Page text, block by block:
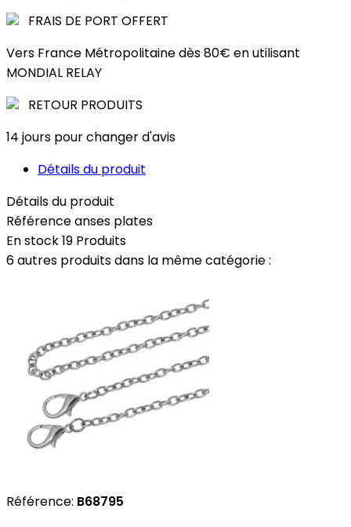
FRAIS DE PORT OFFERT
Vers France Métropolitaine dès 80€ en utilisant
MONDIAL RELAY
RETOUR PRODUITS
14 jours pour changer d'avis
Détails du produit
Détails du produit
Référenceanses plates
En stock19 Produits
6 autres produits dans la même catégorie :
Référence: B68795